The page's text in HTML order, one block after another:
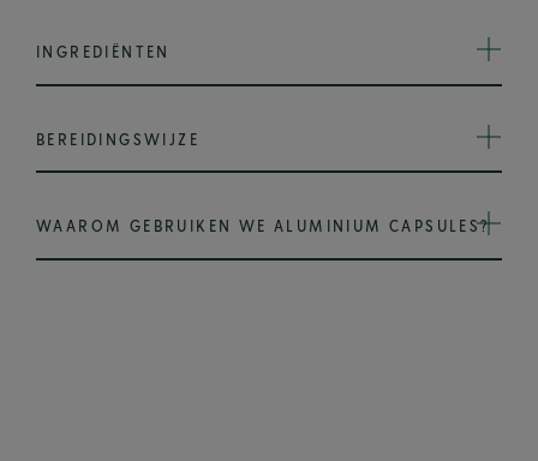
INGREDIËNTEN
BEREIDINGSWIJZE
WAAROM GEBRUIKEN WE ALUMINIUM CAPSULES?